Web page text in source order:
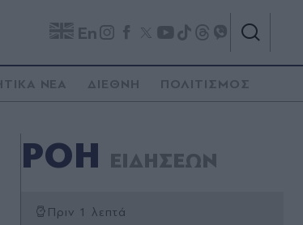
En
ΝΕΑ ΔΙΕΘΝΗ ΠΟΛΙΤΙΣΜΟΣ
ΡΟΗ ΕΙΔΗΣΕΩΝ
Πριν 1 λεπτά